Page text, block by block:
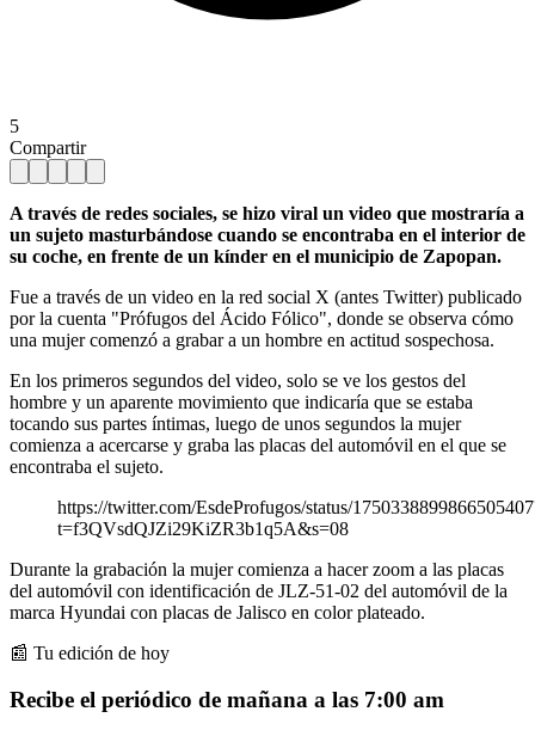
5
Compartir
A través de redes sociales, se hizo viral un video que mostraría a
un sujeto masturbándose cuando se encontraba en el interior de
su coche, en frente de un kínder en el municipio de Zapopan.
Fue a través de un video en la red social X (antes Twitter) publicado
por la cuenta "Prófugos del Ácido Fólico", donde se observa cómo
una mujer comenzó a grabar a un hombre en actitud sospechosa.
En los primeros segundos del video, solo se ve los gestos del
hombre y un aparente movimiento que indicaría que se estaba
tocando sus partes íntimas, luego de unos segundos la mujer
comienza a acercarse y graba las placas del automóvil en el que se
encontraba el sujeto.
https://twitter.com/EsdeProfugos/status/
t=f3QVsdQJZi29KiZR3b1q5A&s=08
Durante la grabación la mujer comienza a hacer zoom a las placas
del automóvil con identificación de JLZ-51-02 del automóvil de la
marca Hyundai con placas de Jalisco en color plateado.
📰 Tu edición de hoy
Recibe el periódico de mañana a las 7:00 am